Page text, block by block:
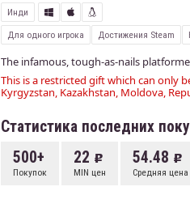
Инди
Для одного игрока
Достижения Steam
The infamous, tough-as-nails
This is a restricted gift which can only
Kyrgyzstan, Kazakhstan, Moldova,
Статистика последних
500+
Покупок
22
MIN цен
54.48
Средняя цена